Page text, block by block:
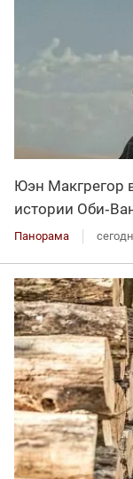
Юэн Макгрегор
истории
Панорама